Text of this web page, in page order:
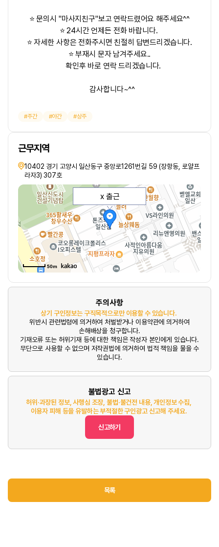
⭐ 문의시 "마사지친구"보고 연락드렸어요 해주세요^^
⭐ 24시간 언제든 전화 바랍니다.
⭐ 자세한 사항은 전화주시면 친절히 답변드리겠습니다.
⭐ 부재시 문자 남겨주세요..
확인후 바로 연락 드리겠습니다.
감사합니다~^^
주간 야간 상주
근무지역
10402 경기 고양시 일산동구 중앙로1261번길 59 (장항동, 로얄프
라자3) 307호
x 출근
50m
주의사항
상기 구인정보는 구직목적으로만 이용할 수 있습니다.
위반시 관련법령에 의거하여 처벌받거나 이용약관에 의거하여
손해배상을 청구합니다.
기재오류 또는 허위기재 등에 대한 책임은 작성자 본인에게 있습니다.
무단으로 사용할 수 없으며 저작권법에 의거하여 법적 책임을 물을 수
있습니다.
불법광고 신고
허위·과장된 정보, 사행심 조장, 불법·불건전 내용, 개인정보 수집,
이용자 피해 등을 유발하는 부적절한 구인광고 신고해 주세요.
신고하기
목록